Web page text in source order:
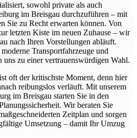
sowohl private als auch
im Breisgau durchzuführen – mit
Sie zu Recht erwarten können. Von
letzten Kiste im neuen Zuhause – wir
nach Ihren Vorstellungen abläuft.
Transportfahrzeuge und
uns zu einer vertrauenswürdigen Wahl.
oft der kritischste Moment, denn hier
reibungslos verläuft. Mit unserem
im Breisgau starten Sie in den
Wir beraten Sie
Zeitplan und sorgen
Umsetzung – damit Ihr Umzug